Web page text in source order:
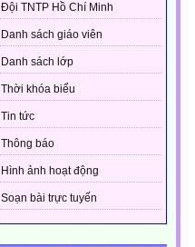
Đội TNTP Hồ Chí Minh
Danh sách giáo viên
Danh sách lớp
Thời khóa biểu
Tin tức
Thông báo
Hình ảnh hoạt động
Soạn bài trực tuyến